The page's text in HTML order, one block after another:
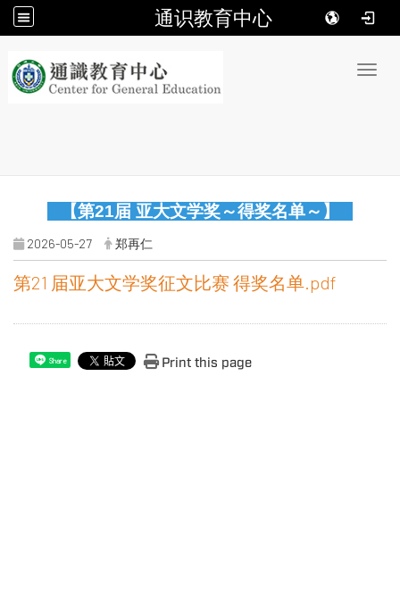
通识教育中心
【第21届 亚大文学奖～得奖名单～】
2026-05-27 郑再仁
第21 届亚大文学奖征文比赛 得奖名单.pdf
Share Print this page